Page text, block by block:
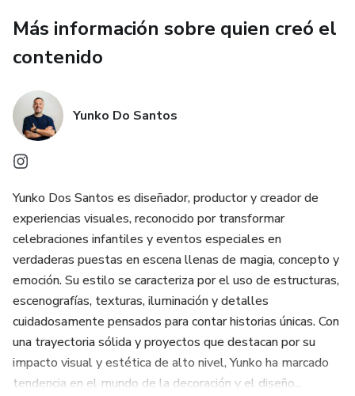
Más información sobre quien creó el
contenido
Yunko Do Santos
Yunko Dos Santos es diseñador, productor y creador de
experiencias visuales, reconocido por transformar
celebraciones infantiles y eventos especiales en
verdaderas puestas en escena llenas de magia, concepto y
emoción. Su estilo se caracteriza por el uso de estructuras,
escenografías, texturas, iluminación y detalles
cuidadosamente pensados para contar historias únicas. Con
una trayectoria sólida y proyectos que destacan por su
impacto visual y estética de alto nivel, Yunko ha marcado
tendencia en el mundo de la decoración y el diseño...